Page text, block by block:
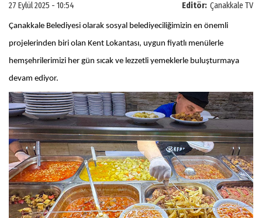
Editör: Çanakkale TV
27 Eylül 2025 - 10:54
Çanakkale Belediyesi olarak sosyal belediyeciliğimizin en önemli
projelerinden biri olan Kent Lokantası, uygun fiyatlı menülerle
hemşehrilerimizi her gün sıcak ve lezzetli yemeklerle buluşturmaya
devam ediyor.